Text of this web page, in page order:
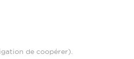
de coopérer).